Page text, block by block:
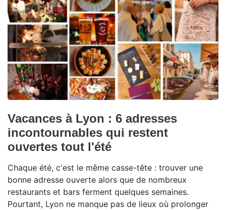
Vacances à Lyon : 6 adresses
incontournables qui restent
ouvertes tout l'été
Chaque été, c'est le même casse-tête : trouver une
bonne adresse ouverte alors que de nombreux
restaurants et bars ferment quelques semaines.
Pourtant, Lyon ne manque pas de lieux où prolonger